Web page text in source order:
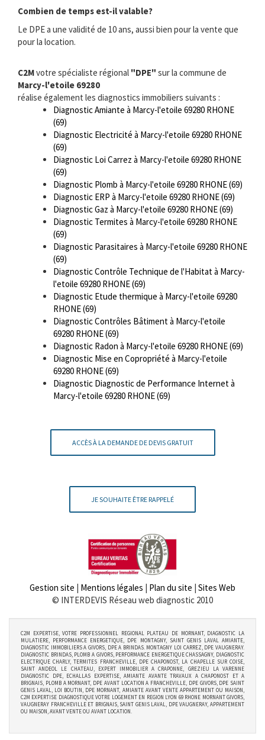
Combien de temps est-il valable?
Le DPE a une validité de 10 ans, aussi bien pour la vente que
pour la location.
C2Mvotre spécialiste régional "DPE" sur la commune de
Marcy-l'etoile 69280
réalise également les diagnostics immobiliers suivants :
Diagnostic Amiante à Marcy-l'etoile 69280 RHONE
(69)
Diagnostic Electricité à Marcy-l'etoile 69280 RHONE
(69)
Diagnostic Loi Carrez à Marcy-l'etoile 69280 RHONE
(69)
Diagnostic Plomb à Marcy-l'etoile 69280 RHONE (69)
Diagnostic ERP à Marcy-l'etoile 69280 RHONE (69)
Diagnostic Gaz à Marcy-l'etoile 69280 RHONE (69)
Diagnostic Termites à Marcy-l'etoile 69280 RHONE
(69)
Diagnostic Parasitaires à Marcy-l'etoile 69280 RHONE
(69)
Diagnostic Contrôle Technique de l'Habitat à Marcy-
l'etoile 69280 RHONE (69)
Diagnostic Etude thermique à Marcy-l'etoile 69280
RHONE (69)
Diagnostic Contrôles Bâtiment à Marcy-l'etoile
69280 RHONE (69)
Diagnostic Radon à Marcy-l'etoile 69280 RHONE (69)
Diagnostic Mise en Copropriété à Marcy-l'etoile
69280 RHONE (69)
Diagnostic Diagnostic de Performance Internet à
Marcy-l'etoile 69280 RHONE (69)
ACCÈS À LA DEMANDE DE DEVIS GRATUIT
JE SOUHAITE ÊTRE RAPPELÉ
Gestion site | Mentions légales | Plan du site | Sites Web
© INTERDEVIS Réseau web diagnostic 2010
C2M EXPERTISE, VOTRE PROFESSIONNEL REGIONAL PLATEAU DE MORNANT, DIAGNOSTIC LA
MULATIERE, PERFORMANCE ENERGETIQUE, DPE MONTAGNY, SAINT GENIS LAVAL AMIANTE,
DIAGNOSTIC IMMOBILIERS A GIVORS, DPE A BRINDAS. MONTAGNY LOI CARREZ, DPE VAUGNERAY.
DIAGNOSTIC BRINDAS, PLOMB A GIVORS, PERFORMANCE ENERGETIQUE CHASSAGNY, DIAGNOSTIC
ELECTRIQUE CHARLY, TERMITES FRANCHEVILLE, DPE CHAPONOST, LA CHAPELLE SUR COISE,
SAINT ANDEOL LE CHATEAU, EXPERT IMMOBILIER A CRAPONNE, GREZIEU LA VARENNE
DIAGNOSTIC DPE, ECHALLAS EXPERTISE, AMIANTE AVANTE TRAVAUX A CHAPONOST ET A
BRIGNAIS, PLOMB A MORNANT, DPE AVANT LOCATION A FRANCHEVILLE, DPE GIVORS, DPE SAINT
GENIS LAVAL, LOI BOUTIN, DPE MORNANT, AMIANTE AVANT VENTE APPARTEMENT OU MAISON,
C2M EXPERTISE DIAGNOSTIQUE VOTRE LOGEMENT EN REGION LYON 69 RHONE MORNANT GIVORS,
VAUGNERAY FRANCHEVILLE ET BRIGNAIS, SAINT GENIS LAVAL, DPE VAUGNERAY, APPARTEMENT
OU MAISON, AVANT VENTE OU AVANT LOCATION.